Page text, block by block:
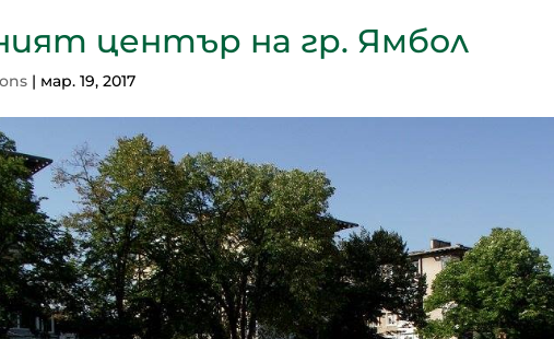
център на гр. Ямбол
| мар. 19, 2017